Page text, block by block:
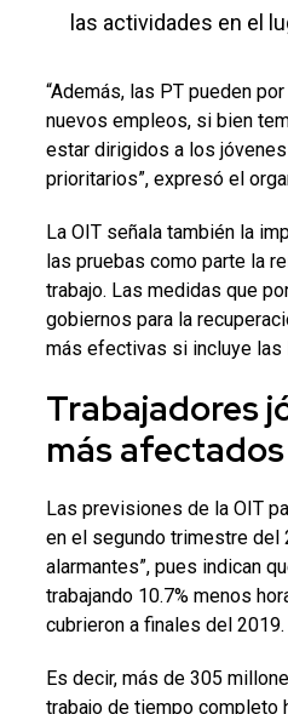
las actividades en el
“Además, las PT pueden
nuevos empleos, si bien
estar dirigidos a los
prioritarios”, expresó el
La OIT señala también la
las pruebas como parte la
trabajo. Las medidas que
gobiernos para la
más efectivas si incluye las
Trabajadores
más afectados
Las previsiones de la OIT
en el segundo trimestre del
alarmantes”, pues indican
trabajando 10.7% menos
cubrieron a finales del 2019.
Es decir, más de 305
trabajo de tiempo completo